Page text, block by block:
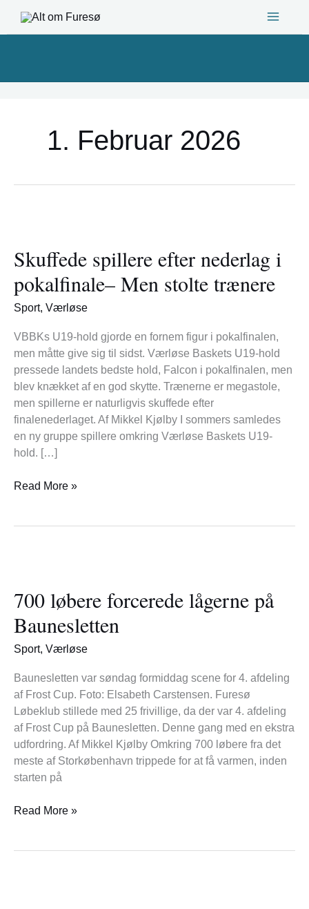
1. Februar 2026
Skuffede spillere efter nederlag i
pokalfinale– Men stolte trænere
Sport, Værløse
VBBKs U19-hold gjorde en fornem figur i pokalfinalen,
men måtte give sig til sidst. Værløse Baskets U19-hold
pressede landets bedste hold, Falcon i pokalfinalen, men
blev knækket af en god skytte. Trænerne er megastole,
men spillerne er naturligvis skuffede efter
finalenederlaget. Af Mikkel Kjølby I sommers samledes
en ny gruppe spillere omkring Værløse Baskets U19-
hold. […]
efter
nederlag
i
pokalfinale–
stolte
trænere
Read More »
700 løbere forcerede lågerne på
Baunesletten
Sport, Værløse
Baunesletten var søndag formiddag scene for 4. afdeling
af Frost Cup. Foto: Elsabeth Carstensen. Furesø
Løbeklub stillede med 25 frivillige, da der var 4. afdeling
af Frost Cup på Baunesletten. Denne gang med en ekstra
udfordring. Af Mikkel Kjølby Omkring 700 løbere fra det
meste af Storkøbenhavn trippede for at få varmen, inden
starten på
forcerede
lågerne
på
Baunesletten
Read More »